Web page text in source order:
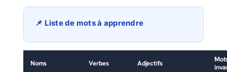
📌 Liste de mots à apprendre
Noms Verbes Adjectifs